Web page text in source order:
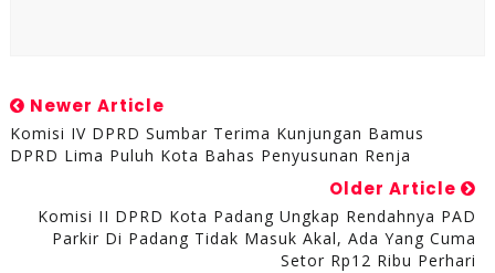
Newer Article
Komisi IV DPRD Sumbar Terima Kunjungan Bamus
DPRD Lima Puluh Kota Bahas Penyusunan Renja
Older Article
Komisi II DPRD Kota Padang Ungkap Rendahnya PAD
Parkir Di Padang Tidak Masuk Akal, Ada Yang Cuma
Setor Rp12 Ribu Perhari